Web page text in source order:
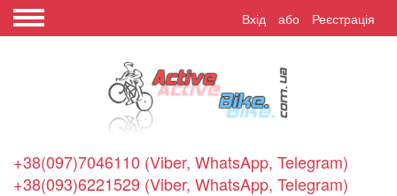
Вхід або Реєстрація
+38(097)7046110 (Viber, WhatsApp, Telegram)
+38(093)6221529 (Viber, WhatsApp, Telegram)